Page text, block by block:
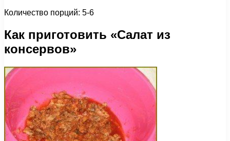
Количество порций: 5-6
Как приготовить «Салат из
консервов»